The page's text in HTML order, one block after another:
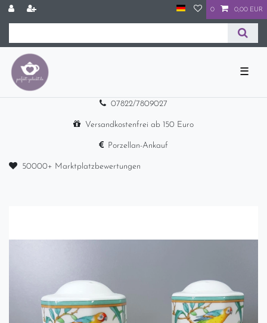
0 0,00 EUR
☰
07822/7809027
Versandkostenfrei ab 150 Euro
Porzellan-Ankauf
50000+ Marktplatzbewertungen